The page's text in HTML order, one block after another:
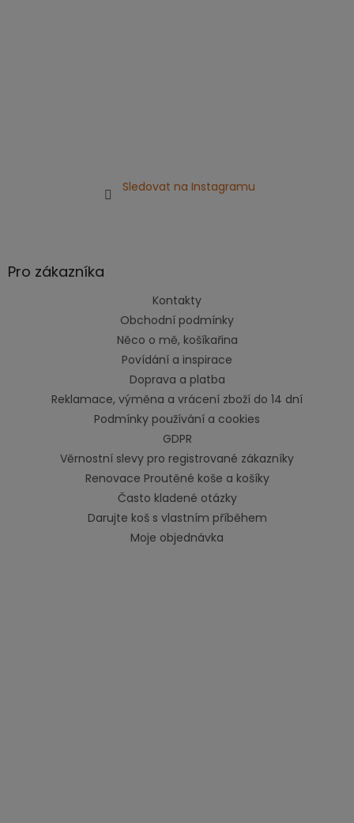
Sledovat na Instagramu
Pro zákazníka
Kontakty
Obchodní podmínky
Něco o mě, košíkařina
Povídání a inspirace
Doprava a platba
Reklamace, výměna a vrácení zboží do 14 dní
Podmínky používání a cookies
GDPR
Věrnostní slevy pro registrované zákazníky
Renovace Proutěné koše a košíky
Často kladené otázky
Darujte koš s vlastním příběhem
Moje objednávka